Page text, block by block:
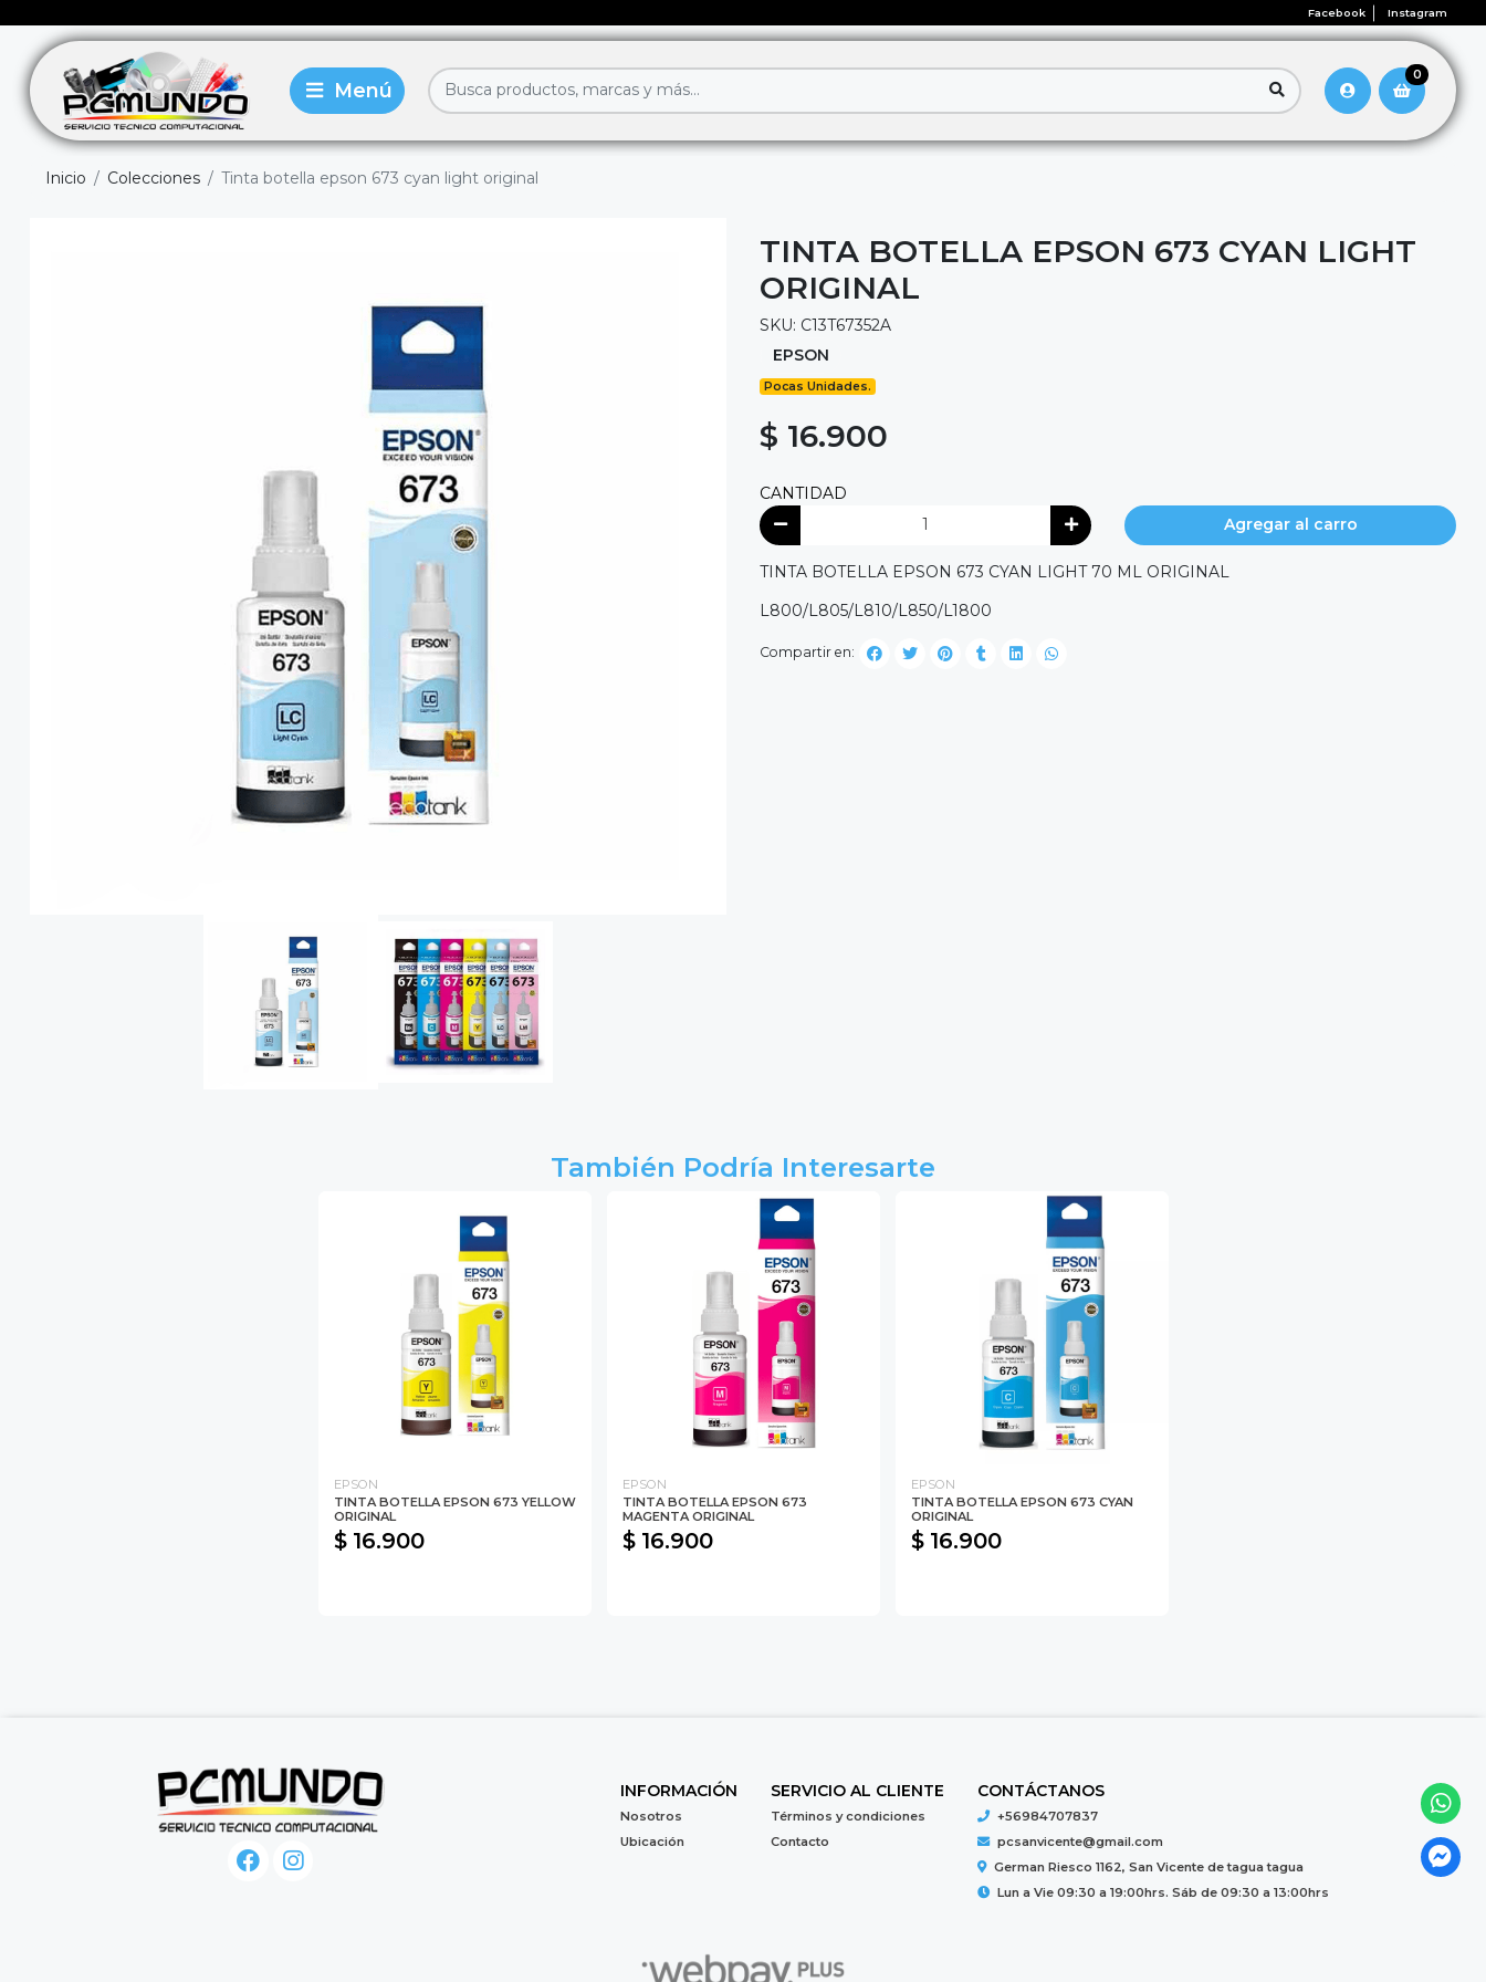
Facebook Instagram
0
Inicio Colecciones Tinta botella epson 673 cyan light original
TINTA BOTELLA EPSON 673 CYAN LIGHT
ORIGINAL
SKU: C13T67352A
EPSON
Pocas Unidades.
$ 16.900
CANTIDAD
Agregar al carro
TINTA BOTELLA EPSON 673 CYAN LIGHT 70 ML ORIGINAL
L800/L805/L810/L850/L1800
Compartir en:
También Podría Interesarte
EPSON
TINTA BOTELLA EPSON 673 YELLOW
ORIGINAL
$ 16.900
EPSON
TINTA BOTELLA EPSON 673
MAGENTA ORIGINAL
$ 16.900
EPSON
TINTA BOTELLA EPSON 673 CYAN
ORIGINAL
$ 16.900
INFORMACIÓN
Nosotros
Ubicación
SERVICIO AL CLIENTE
Términos y condiciones
Contacto
CONTÁCTANOS
+56984707837
pcsanvicente@gmail.com
German Riesco 1162, San Vicente de tagua tagua
Lun a Vie 09:30 a 19:00hrs. Sáb de 09:30 a 13:00hrs